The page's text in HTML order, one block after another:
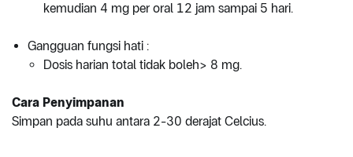
kemudian 4 mg per oral 12 jam sampai 5 hari.
Gangguan fungsi hati :
Dosis harian total tidak boleh> 8 mg.
Cara Penyimpanan
Simpan pada suhu antara 2-30 derajat Celcius.